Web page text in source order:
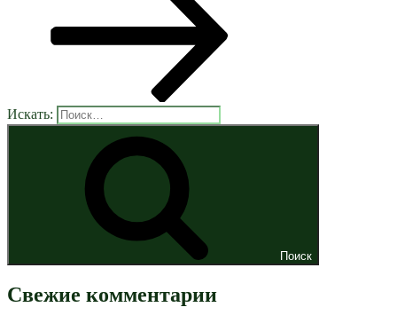
Искать:
Поиск
Свежие комментарии